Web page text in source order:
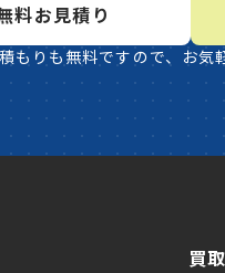
料お見積り
もりも無料ですので、お気
買